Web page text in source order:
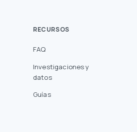
RECURSOS
FAQ
Investigaciones y
datos
Guías